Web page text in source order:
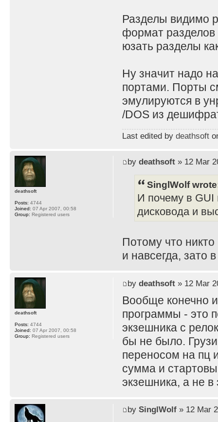
Разделы видимо
формат разделов
юзать разделы
Ну значит надо
портами. Порты
эмулируются в
/DOS из
Last edited by deathsoft
by deathsoft» 12 Mar
SinglWolf
И почему в GUI
дисковода и
Потому что
и навсегда, зато
deathsoft
Posts: 4744
Joined: 07 Apr 2007, 00:58
Group: Registered users
by deathsoft» 12 Mar
Вообще конечно
программы - это
экзешника с
бы не было.
переносом на пц
сумма и
экзешника, а не в
deathsoft
Posts: 4744
Joined: 07 Apr 2007, 00:58
Group: Registered users
by SinglWolf» 12 Mar